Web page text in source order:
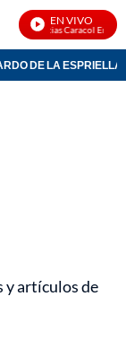
EN VIVO
Noticias Caracol En Vivo
DE LA ESPRIELLA
artículos de